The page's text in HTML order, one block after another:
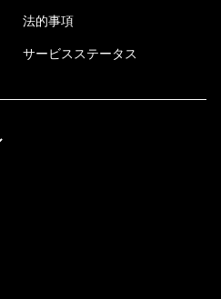
法的事項
サービスステータス